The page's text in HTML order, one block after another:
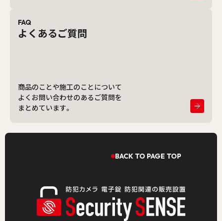
FAQ
よくあるご質問
商品のことや施工のことについて
よくお問い合わせのあるご質問を
まとめています。
BACK TO PAGE TOP